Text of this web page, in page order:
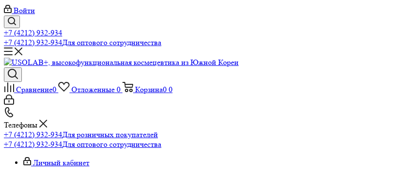
Войти
+7 (4212) 932-934
+7 (4212) 932-934Для оптового сотрудничества
Сравнение0 Отложенные 0 Корзина0 0
Телефоны
+7 (4212) 932-934Для розничных покупателей
+7 (4212) 932-934Для оптового сотрудничества
Личный кабинет